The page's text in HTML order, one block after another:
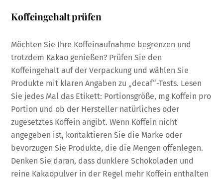
Koffeingehalt prüfen
Möchten Sie Ihre Koffeinaufnahme begrenzen und
trotzdem Kakao genießen? Prüfen Sie den
Koffeingehalt auf der Verpackung und wählen Sie
Produkte mit klaren Angaben zu „decaf“-Tests. Lesen
Sie jedes Mal das Etikett: Portionsgröße, mg Koffein pro
Portion und ob der Hersteller natürliches oder
zugesetztes Koffein angibt. Wenn Koffein nicht
angegeben ist, kontaktieren Sie die Marke oder
bevorzugen Sie Produkte, die die Mengen offenlegen.
Denken Sie daran, dass dunklere Schokoladen und
reine Kakaopulver in der Regel mehr Koffein enthalten